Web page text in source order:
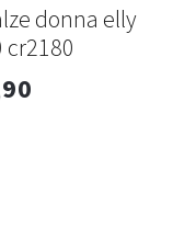
donna elly
cr2180